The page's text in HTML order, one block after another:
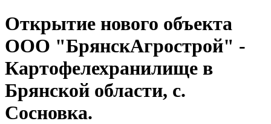
Открытие нового объекта
ООО "БрянскАгрострой" -
Картофелехранилище в
Брянской области, с.
Сосновка.